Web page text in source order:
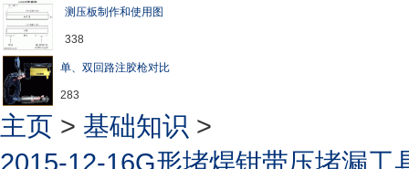
测压板制作和使用图
338
单、双回路注胶枪对比
283
主页 > 基础知识 >
2015-12-16G形堵焊钳带压堵漏工